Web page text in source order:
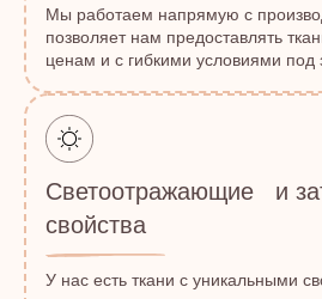
Мы работаем напрямую с
позволяет нам предоставлять
ценам и с гибкими условиями под
Светоотражающие и
свойства
У нас есть ткани с уникальными